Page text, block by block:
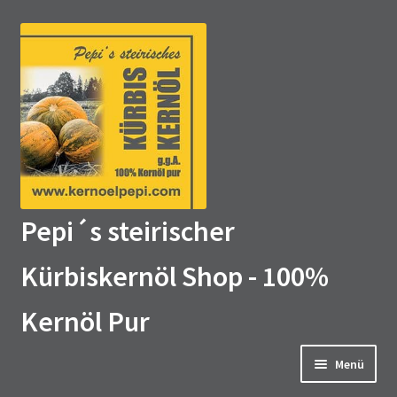
Zur
Navigation
springen
Zum
springen
Pepi´s steirischer
Kürbiskernöl Shop - 100%
Kernöl Pur
Menü